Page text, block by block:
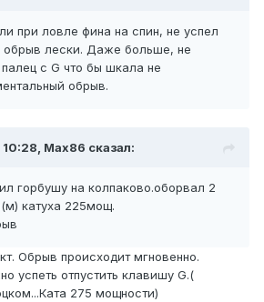
при ловле фина на спин, не успел
лески. Даже больше, не
с G что бы шкала не
обрыв.
Max86 сказал:
горбушу на колпаково.оборвал 2
катуха 225мощ.
Обрыв происходит мгновенно.
успеть отпустить клавишу G.(
275 мощности)